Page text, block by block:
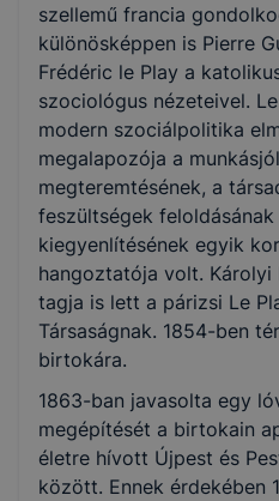
szellemű francia
különösképpen is Pierre
Frédéric le Play a
szociológus nézeteivel.
modern szociálpolitika
megalapozója a
megteremtésének, a
feszültségek feloldásának
kiegyenlítésének egyik
hangoztatója volt. Károlyi
tagja is lett a párizsi Le
Társaságnak. 1854-ben
birtokára.
1863-ban javasolta egy
megépítését a birtokain
életre hívott Újpest és
között. Ennek érdekében